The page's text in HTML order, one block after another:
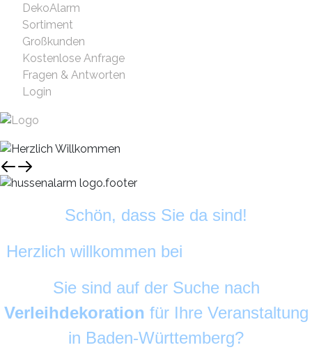
DekoAlarm
Sortiment
Großkunden
Kostenlose Anfrage
Fragen & Antworten
Login
Schön, dass Sie da sind!
Herzlich willkommen bei
Sie sind auf der Suche nach
Verleihdekoration für Ihre Veranstaltung
in Baden-Württemberg?